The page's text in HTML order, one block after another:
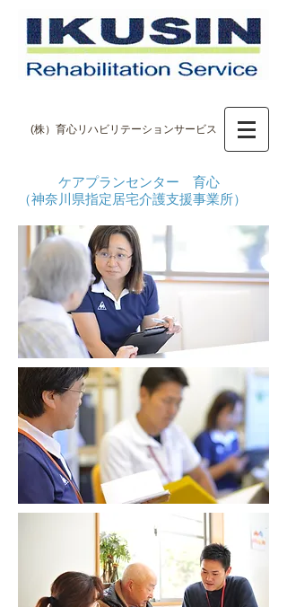
(株）育心リハビリテーションサービス
ケアプランセンター 育心
（神奈川県指定居宅介護支援事業所）